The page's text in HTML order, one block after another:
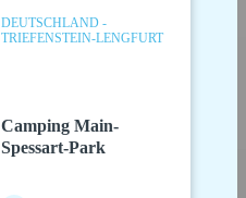
DEUTSCHLAND -
TRIEFENSTEIN-LENGFURT
Camping Main-
Spessart-Park